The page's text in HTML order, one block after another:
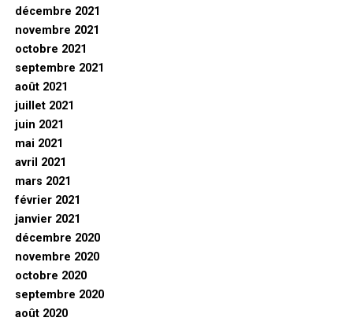
décembre 2021
novembre 2021
octobre 2021
septembre 2021
août 2021
juillet 2021
juin 2021
mai 2021
avril 2021
mars 2021
février 2021
janvier 2021
décembre 2020
novembre 2020
octobre 2020
septembre 2020
août 2020